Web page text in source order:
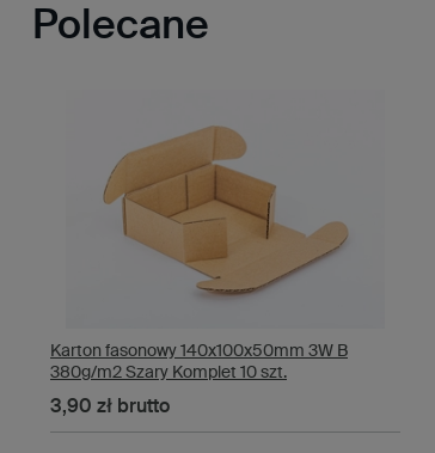
Polecane
Karton fasonowy 140x100x50mm 3W B
380g/m2 Szary Komplet 10 szt.
3,90 zł brutto